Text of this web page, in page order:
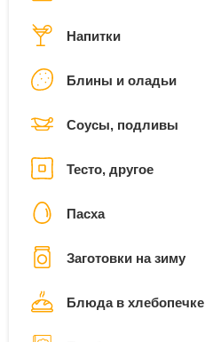
Напитки
Блины и оладьи
Соусы, подливы
Тесто, другое
Пасха
Заготовки на зиму
Блюда в хлебопечке